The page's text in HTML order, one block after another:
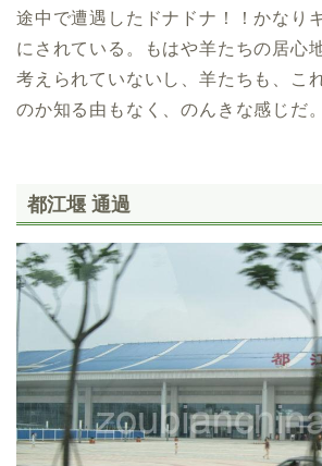
途中で遭遇したドナドナ！！かなり
にされている。もはや羊たちの居心
考えられていないし、羊たちも、こ
のか知る由もなく、のんきな感じだ。
都江堰 通過